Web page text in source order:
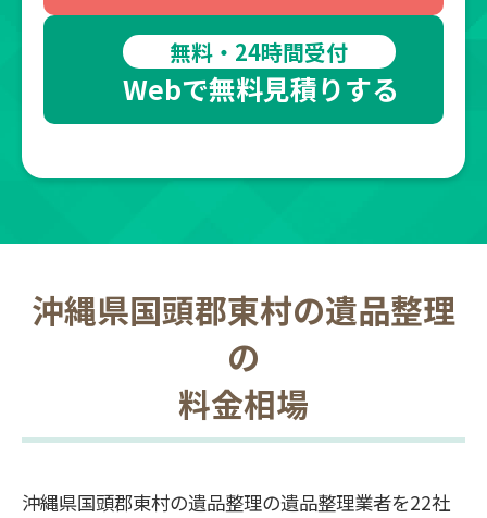
無料・24時間受付
Webで無料見積りする
沖縄県国頭郡東村の遺品整理
の
料金相場
沖縄県国頭郡東村の遺品整理の遺品整理業者を22社